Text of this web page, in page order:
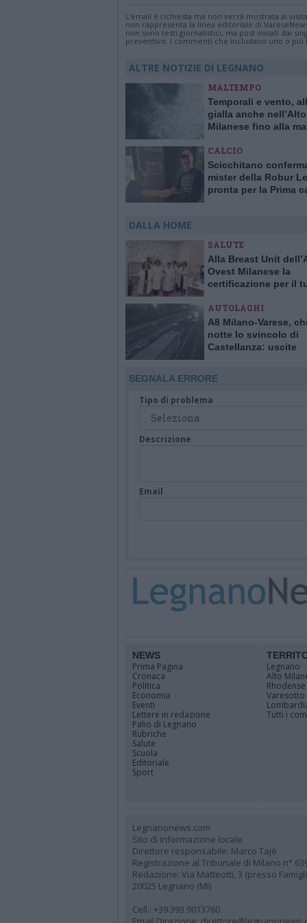
L'email è richiesta ma non verrà mostrata ai
non rappresenta la linea editoriale di
non sono testi giornalistici, ma post inviati dai
preventivo. I commenti che includano uno o
ALTRE NOTIZIE DI LEGNANO
MALTEMPO
Temporali e vento,
gialla anche nell’Alto
Milanese fino alla
CALCIO
Scicchitano
mister della Robur
pronta per la Prima
DALLA HOME
SALUTE
Alla Breast Unit
Ovest Milanese la
certificazione per il
Italia
AUTOLAGHI
A8 Milano-Varese,
notte lo svincolo di
Castellanza: uscite
SEGNALA ERRORE
Tipo di problema
Descrizione
Email
NEWS
Prima Pagina
Cronaca
Politica
Economia
Eventi
Lettere in redazione
Palio di Legnano
Rubriche
Salute
Scuola
Editoriale
Sport
Legnano
Alto
Rhodense
Varesotto
Tutti i
Legnanonews.com
Sito di informazione locale
Direttore responsabile: Marco Tajè
Registrazione al Tribunale di Milano n°
Redazione: Via Matteotti, 3 (presso
20025 Legnano (MI)
Cell.: +39.393.9013760